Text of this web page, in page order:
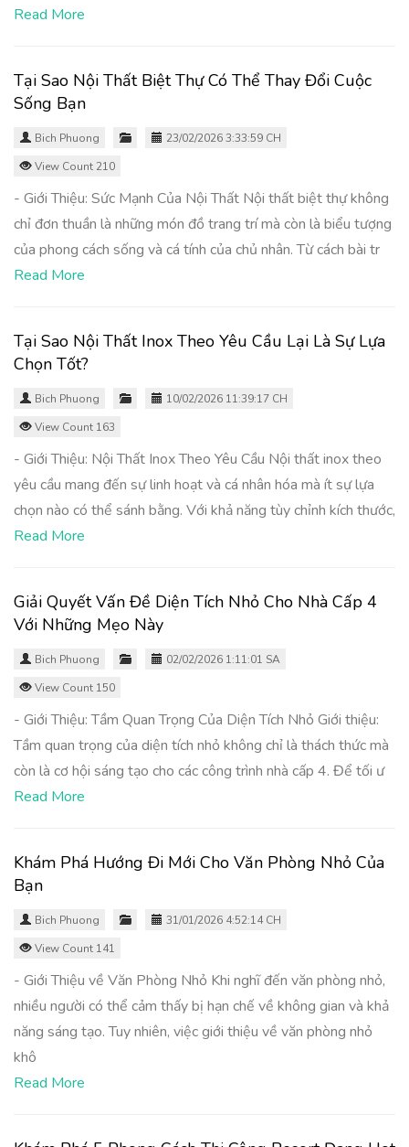
Read More
Tại Sao Nội Thất Biệt Thự Có Thể Thay Đổi Cuộc
Sống Bạn
Bich Phuong
23/02/2026 3:33:59 CH
View Count 210
- Giới Thiệu: Sức Mạnh Của Nội Thất Nội thất biệt thự không
chỉ đơn thuần là những món đồ trang trí mà còn là biểu tượng
của phong cách sống và cá tính của chủ nhân. Từ cách bài tr
Read More
Tại Sao Nội Thất Inox Theo Yêu Cầu Lại Là Sự Lựa
Chọn Tốt?
Bich Phuong
10/02/2026 11:39:17 CH
View Count 163
- Giới Thiệu: Nội Thất Inox Theo Yêu Cầu Nội thất inox theo
yêu cầu mang đến sự linh hoạt và cá nhân hóa mà ít sự lựa
chọn nào có thể sánh bằng. Với khả năng tùy chỉnh kích thước,
Read More
Giải Quyết Vấn Đề Diện Tích Nhỏ Cho Nhà Cấp 4
Với Những Mẹo Này
Bich Phuong
02/02/2026 1:11:01 SA
View Count 150
- Giới Thiệu: Tầm Quan Trọng Của Diện Tích Nhỏ Giới thiệu:
Tầm quan trọng của diện tích nhỏ không chỉ là thách thức mà
còn là cơ hội sáng tạo cho các công trình nhà cấp 4. Để tối ư
Read More
Khám Phá Hướng Đi Mới Cho Văn Phòng Nhỏ Của
Bạn
Bich Phuong
31/01/2026 4:52:14 CH
View Count 141
- Giới Thiệu về Văn Phòng Nhỏ Khi nghĩ đến văn phòng nhỏ,
nhiều người có thể cảm thấy bị hạn chế về không gian và khả
năng sáng tạo. Tuy nhiên, việc giới thiệu về văn phòng nhỏ
khô
Read More